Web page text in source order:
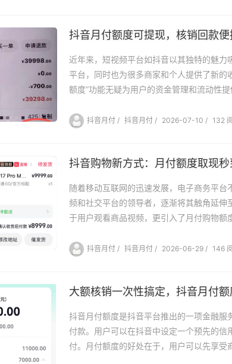
抖音月付额度可提现，核销回款便
近年来，短视频平台如抖音以其独特的魅
平台，同时也为很多商家和个人提供了新的
额度”功能无疑为用户的资金管理和流动性
抖音月付 / 抖音月付 / 2026-07-10 / 132
抖音购物新方式：月付额度取现秒
随着移动互联网的迅速发展，电子商务平
频和社交平台的领导者，逐渐将其触角延
于用户观看商品视频，更引入了月付购物额
抖音月付 / 抖音月付 / 2026-06-29 / 146
大额核销一次性搞定，抖音月付
抖音月付额度是抖音平台推出的一项金融
付款。用户可以在抖音中设定一个预先的
付。月付额度的好处在于，用户可以先享受